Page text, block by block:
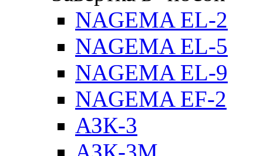
NAGEMA EL-2
NAGEMA EL-5
NAGEMA EL-9
NAGEMA EF-2
АЗК-3